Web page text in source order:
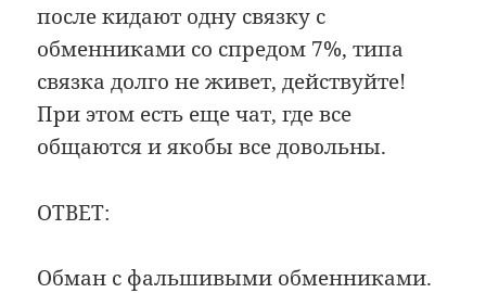
после кидают одну связку с
обменниками со спредом 7%, типа
связка долго не живет, действуйте!
При этом есть еще чат, где все
общаются и якобы все довольны.
ОТВЕТ:
Обман с фальшивыми обменниками.